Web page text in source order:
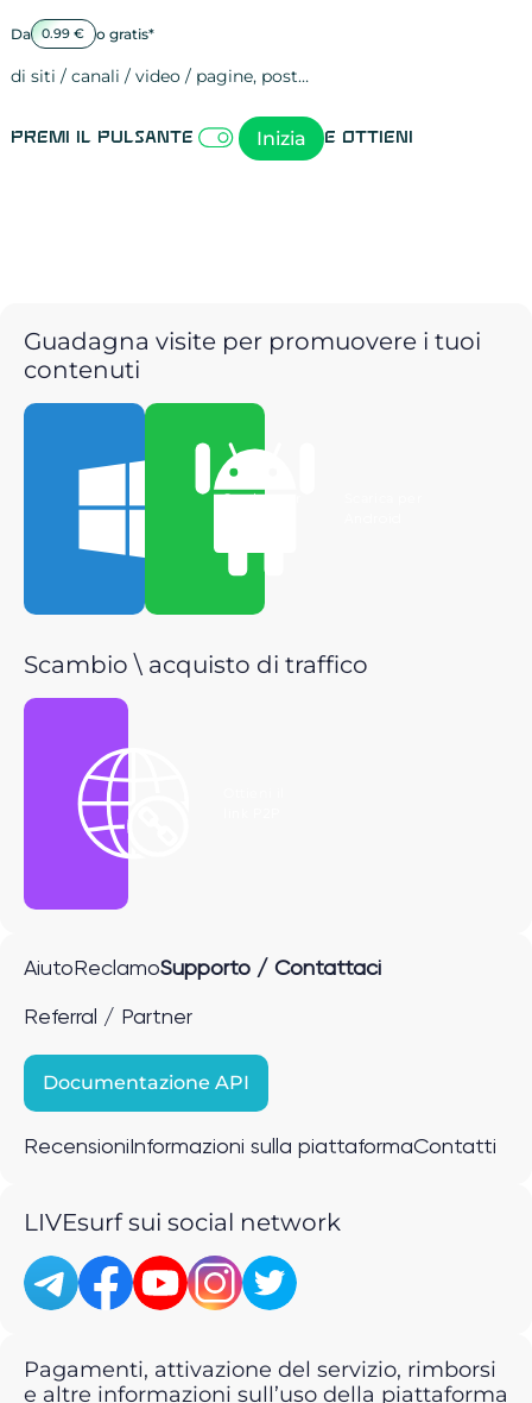
Da 0.99 € o gratis*
di siti / canali / video / pagine, post…
Premi il pulsante Inizia e ottieni
Guadagna visite per promuovere i tuoi
contenuti
Scarica per
Scambio \ acquisto di traffico
Aiuto ReclamoSupporto / Contattaci
Referral / Partner
Documentazione API
Recensioni Informazioni sulla piattaformaContatti
LIVEsurf sui social network
Pagamenti, attivazione del servizio, rimborsi
e altre informazioni sull’uso della piattaforma